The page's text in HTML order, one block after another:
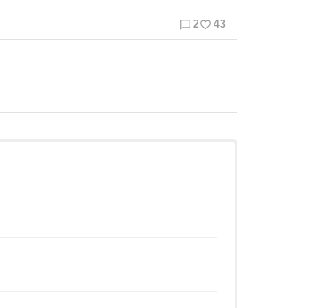
chat_bubble_outline 2favorite_border 43